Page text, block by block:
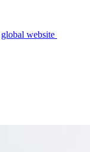
global website